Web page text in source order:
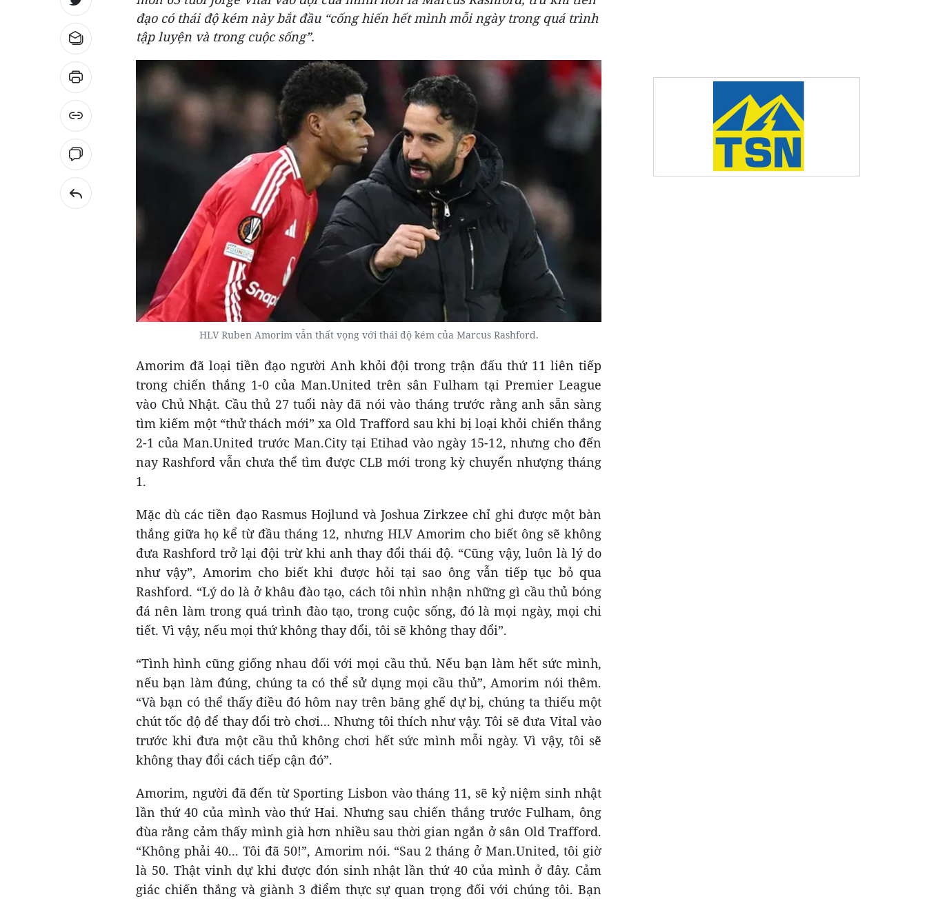
đạo có thái độ kém này bắt đầu “cống hiến hết mình mỗi ngày trong quá trình
tập luyện và trong cuộc sống”.
HLV Ruben Amorim vẫn thất vọng với thái độ kém của Marcus Rashford.
Amorim đã loại tiền đạo người Anh khỏi đội trong trận đấu thứ 11 liên tiếp
trong chiến thắng 1-0 của Man.United trên sân Fulham tại Premier League
vào Chủ Nhật. Cầu thủ 27 tuổi này đã nói vào tháng trước rằng anh sẵn sàng
tìm kiếm một “thử thách mới” xa Old Trafford sau khi bị loại khỏi chiến thắng
2-1 của Man.United trước Man.City tại Etihad vào ngày 15-12, nhưng cho đến
nay Rashford vẫn chưa thể tìm được CLB mới trong kỳ chuyển nhượng tháng
1.
Mặc dù các tiền đạo Rasmus Hojlund và Joshua Zirkzee chỉ ghi được một bàn
thắng giữa họ kể từ đầu tháng 12, nhưng HLV Amorim cho biết ông sẽ không
đưa Rashford trở lại đội trừ khi anh thay đổi thái độ. “Cũng vậy, luôn là lý do
như vậy”, Amorim cho biết khi được hỏi tại sao ông vẫn tiếp tục bỏ qua
Rashford. “Lý do là ở khâu đào tạo, cách tôi nhìn nhận những gì cầu thủ bóng
đá nên làm trong quá trình đào tạo, trong cuộc sống, đó là mọi ngày, mọi chi
tiết. Vì vậy, nếu mọi thứ không thay đổi, tôi sẽ không thay đổi”.
“Tình hình cũng giống nhau đối với mọi cầu thủ. Nếu bạn làm hết sức mình,
nếu bạn làm đúng, chúng ta có thể sử dụng mọi cầu thủ”, Amorim nói thêm.
“Và bạn có thể thấy điều đó hôm nay trên băng ghế dự bị, chúng ta thiếu một
chút tốc độ để thay đổi trò chơi... Nhưng tôi thích như vậy. Tôi sẽ đưa Vital vào
trước khi đưa một cầu thủ không chơi hết sức mình mỗi ngày. Vì vậy, tôi sẽ
không thay đổi cách tiếp cận đó”.
Amorim, người đã đến từ Sporting Lisbon vào tháng 11, sẽ kỷ niệm sinh nhật
lần thứ 40 của mình vào thứ Hai. Nhưng sau chiến thắng trước Fulham, ông
đùa rằng cảm thấy mình già hơn nhiều sau thời gian ngắn ở sân Old Trafford.
“Không phải 40... Tôi đã 50!”, Amorim nói. “Sau 2 tháng ở Man.United, tôi giờ
là 50. Thật vinh dự khi được đón sinh nhật lần thứ 40 của mình ở đây. Cảm
giác chiến thắng và giành 3 điểm thực sự quan trọng đối với chúng tôi. Bạn